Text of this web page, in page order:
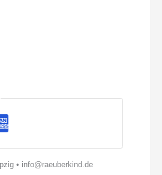
• info@raeuberkind.de